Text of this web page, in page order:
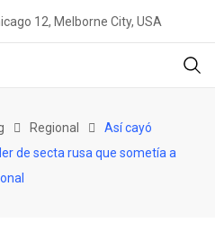
12, Melborne City, USA
Regional
Así cayó
de secta rusa que sometía a